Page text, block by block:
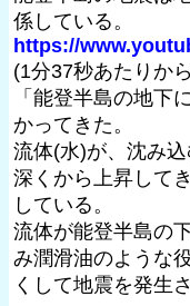
係している。
https://
(1分37秒あたりか
「能登半島の地下
かってきた。
流体(水)が、沈み
深くから上昇して
している。
流体が能登半島の
み潤滑油のような
くして地震を発生